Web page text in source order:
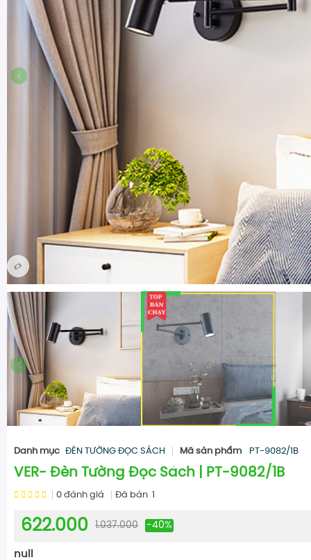
Danh mục ĐÈN TƯỜNG ĐỌC SÁCH Mã sản phẩm PT-9082/1B
VER- Đèn Tường Đọc Sách | PT-9082/1B
0 đánh giá Đã bán 1
622.000 1.037.000 -40%
null